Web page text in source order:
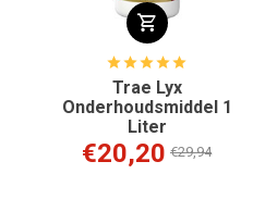
Trae Lyx
Onderhoudsmiddel 1
Liter
€20,20 €29,94